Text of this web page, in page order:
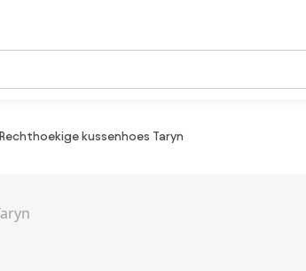
Rechthoekige kussenhoes Taryn